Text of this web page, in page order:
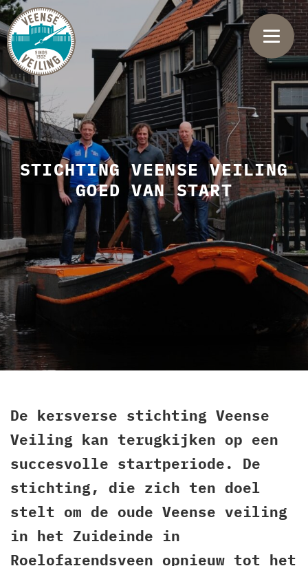
STICHTING VEENSE VEILING
GOED VAN START
De kersverse stichting Veense
Veiling kan terugkijken op een
succesvolle startperiode. De
stichting, die zich ten doel
stelt om de oude Veense veiling
in het Zuideinde in
Roelofarendsveen opnieuw tot het